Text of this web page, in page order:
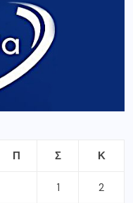
Π Σ Κ
1 2